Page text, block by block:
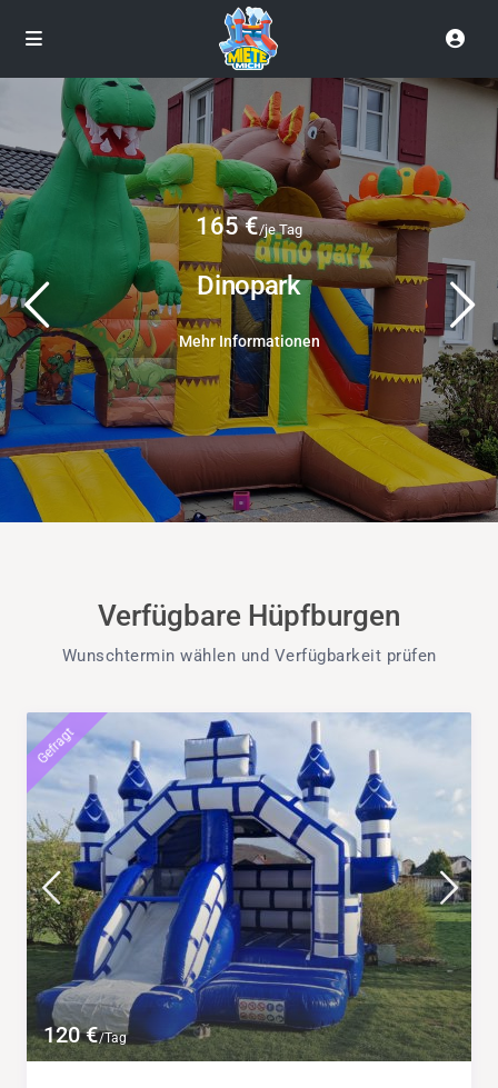
165 €/je Tag
Dinopark
Mehr Informationen
Verfügbare Hüpfburgen
Wunschtermin wählen und Verfügbarkeit prüfen
120 €/Tag
Gefragt